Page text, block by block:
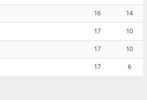
16 14
17 10
17 10
17 6